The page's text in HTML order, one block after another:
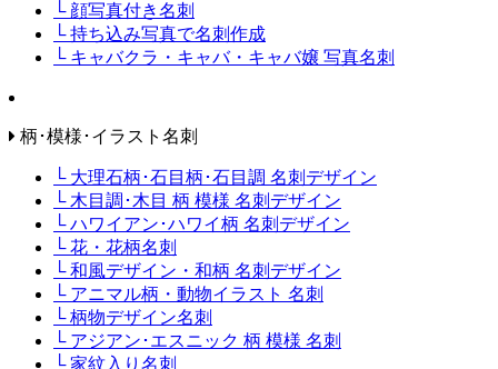
└ 顔写真付き名刺
└ 持ち込み写真で名刺作成
└ キャバクラ・キャバ・キャバ嬢 写真名刺
柄･模様･イラスト名刺
└ 大理石柄･石目柄･石目調 名刺デザイン
└ 木目調･木目 柄 模様 名刺デザイン
└ ハワイアン･ハワイ柄 名刺デザイン
└ 花・花柄名刺
└ 和風デザイン・和柄 名刺デザイン
└ アニマル柄・動物イラスト 名刺
└ 柄物デザイン名刺
└ アジアン･エスニック 柄 模様 名刺
└ 家紋入り名刺